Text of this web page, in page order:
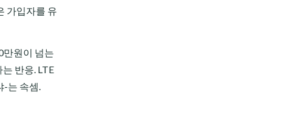
가입자를 유
만원이 넘는
는 반응. LTE
-는 속셈.